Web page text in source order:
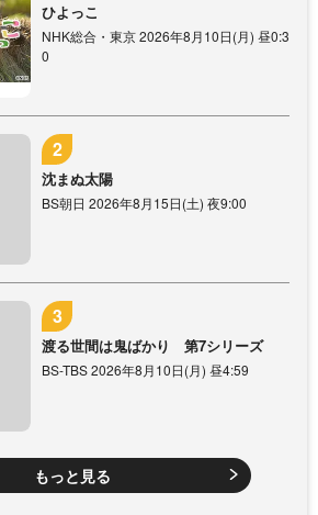
ひよっこ
NHK総合・東京 2026年8月10日(月) 昼0:3
0
沈まぬ太陽
BS朝日 2026年8月15日(土) 夜9:00
渡る世間は鬼ばかり 第7シリーズ
BS-TBS 2026年8月10日(月) 昼4:59
もっと見る